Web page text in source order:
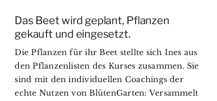
Das Beet wird geplant, Pflanzen
gekauft und eingesetzt.
Die Pflanzen für ihr Beet stellte sich Ines aus
den Pflanzenlisten des Kurses zusammen. Sie
sind mit den individuellen Coachings der
echte Nutzen von BlütenGarten: Versammelt